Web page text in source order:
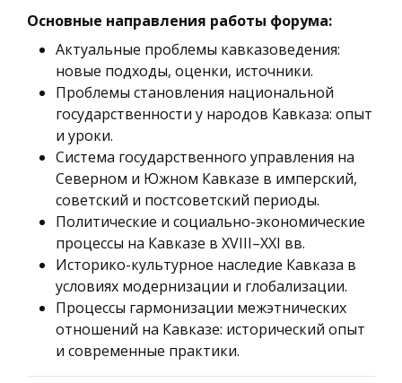
Основные направления работы форума:
Актуальные проблемы кавказоведения:
новые подходы, оценки, источники.
Проблемы становления национальной
государственности у народов Кавказа: опыт
и уроки.
Система государственного управления на
Северном и Южном Кавказе в имперский,
советский и постсоветский периоды.
Политические и социально-экономические
процессы на Кавказе в XVIII–XXI вв.
Историко-культурное наследие Кавказа в
условиях модернизации и глобализации.
Процессы гармонизации межэтнических
отношений на Кавказе: исторический опыт
и современные практики.